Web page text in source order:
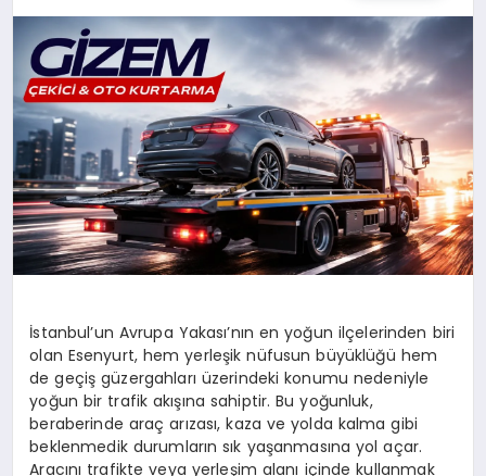
YAŞAM
İstanbul’un Avrupa Yakası’nın en yoğun ilçelerinden biri
olan Esenyurt, hem yerleşik nüfusun büyüklüğü hem
de geçiş güzergahları üzerindeki konumu nedeniyle
yoğun bir trafik akışına sahiptir. Bu yoğunluk,
beraberinde araç arızası, kaza ve yolda kalma gibi
beklenmedik durumların sık yaşanmasına yol açar.
Aracını trafikte veya yerleşim alanı içinde kullanmak